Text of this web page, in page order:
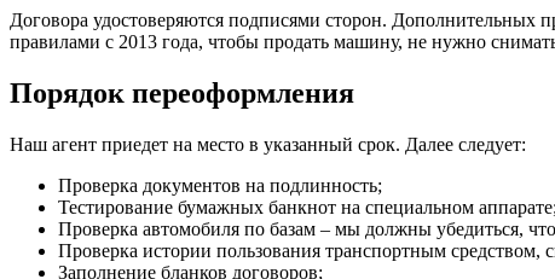
Договора удостоверяются подписями сторон. Дополнительных
правилами с 2013 года, чтобы продать машину, не нужно снимать
Порядок переоформления
Наш агент приедет на место в указанный срок. Далее следует:
Проверка документов на подлинность;
Тестирование бумажных банкнот на специальном аппарате;
Проверка автомобиля по базам – мы должны убедиться,
Проверка истории пользования транспортным средством,
Заполнение бланков договоров;